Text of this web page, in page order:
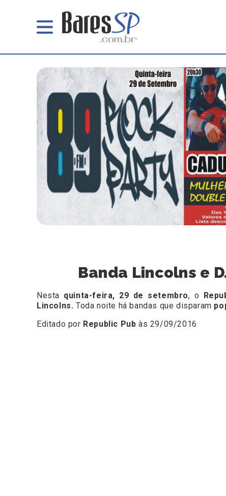
Banda Lincolns e
Nesta quinta-feira, 29 de setembro, o
Lincolns. Toda noite há bandas que disparam
Editado por Republic Pub às 29/09/2016